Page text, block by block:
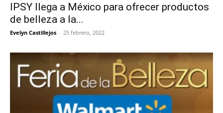
IPSY llega a México para ofrecer productos
de belleza a la...
Evelyn Castillejos - 25 febrero, 2022